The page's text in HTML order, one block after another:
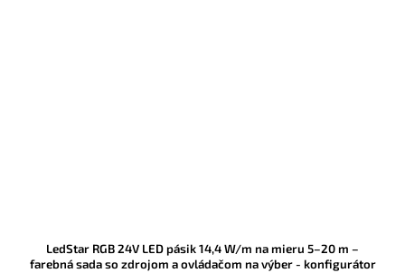
LedStar RGB 24V LED pásik 14,4 W/m na mieru 5–20 m –
farebná sada so zdrojom a ovládačom na výber - konfigurátor